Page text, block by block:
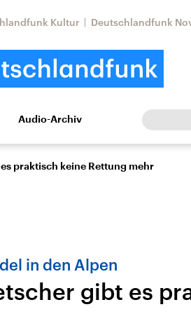
Kultur Deutschlandfunk
Kultur Europa
Iran
Aktuelle Lage und
Audio-Archiv
praktisch keine Rettung mehr
in den Alpen
gibt es